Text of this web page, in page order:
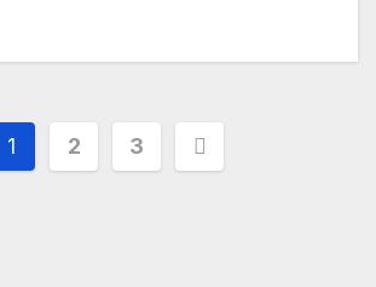
Paginación
1 2 3